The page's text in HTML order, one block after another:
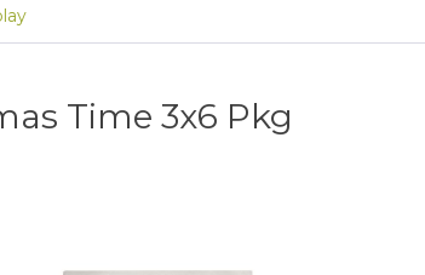
Time 3x6 Pkg